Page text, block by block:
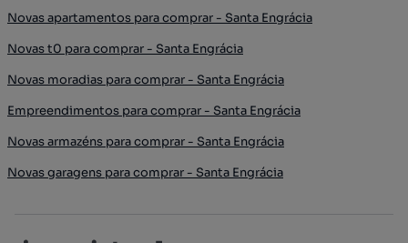
Novas apartamentos para comprar - Santa Engrácia
Novas t0 para comprar - Santa Engrácia
Novas moradias para comprar - Santa Engrácia
Empreendimentos para comprar - Santa Engrácia
Novas armazéns para comprar - Santa Engrácia
Novas garagens para comprar - Santa Engrácia